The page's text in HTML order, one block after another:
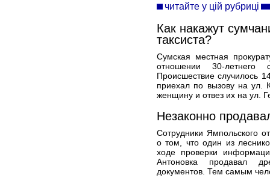
читайте у цій рубриці
Как накажут
таксиста?
Сумская местная
отношении 30-летнего
Происшествие случилось
приехал по вызову на ул.
женщину и отвез их на ул.
Незаконно
Сотрудники Ямпольского
о том, что один из
ходе проверки
Антоновка продавал
документов. Тем самым